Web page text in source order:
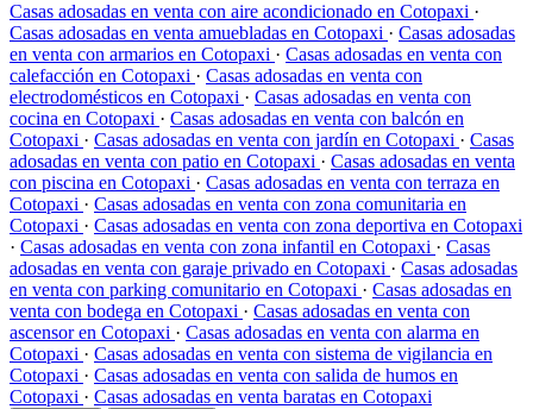
Casas adosadas en venta con aire acondicionado en Cotopaxi ·
Casas adosadas en venta amuebladas en Cotopaxi · Casas adosadas
en venta con armarios en Cotopaxi · Casas adosadas en venta con
calefacción en Cotopaxi · Casas adosadas en venta con
electrodomésticos en Cotopaxi · Casas adosadas en venta con
cocina en Cotopaxi · Casas adosadas en venta con balcón en
Cotopaxi · Casas adosadas en venta con jardín en Cotopaxi · Casas
adosadas en venta con patio en Cotopaxi · Casas adosadas en venta
con piscina en Cotopaxi · Casas adosadas en venta con terraza en
Cotopaxi · Casas adosadas en venta con zona comunitaria en
Cotopaxi · Casas adosadas en venta con zona deportiva en Cotopaxi
· Casas adosadas en venta con zona infantil en Cotopaxi · Casas
adosadas en venta con garaje privado en Cotopaxi · Casas adosadas
en venta con parking comunitario en Cotopaxi · Casas adosadas en
venta con bodega en Cotopaxi · Casas adosadas en venta con
ascensor en Cotopaxi · Casas adosadas en venta con alarma en
Cotopaxi · Casas adosadas en venta con sistema de vigilancia en
Cotopaxi · Casas adosadas en venta con salida de humos en
Cotopaxi · Casas adosadas en venta baratas en Cotopaxi